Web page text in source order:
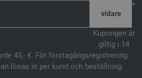
*
Kupongen är
giltig i 14
45,- €. För förstagångsregistrering.
lösas in per kund och beställning.